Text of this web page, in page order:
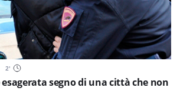
2'
segno di una città che non